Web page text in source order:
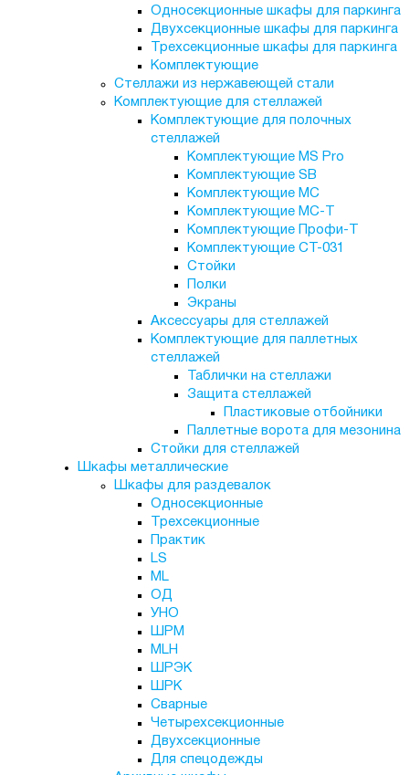
Односекционные шкафы для паркинга
Двухсекционные шкафы для паркинга
Трехсекционные шкафы для паркинга
Комплектующие
Стеллажи из нержавеющей стали
Комплектующие для стеллажей
Комплектующие для полочных
стеллажей
Комплектующие MS Pro
Комплектующие SB
Комплектующие МС
Комплектующие МС-Т
Комплектующие Профи-Т
Комплектующие СТ-031
Стойки
Полки
Экраны
Аксессуары для стеллажей
Комплектующие для паллетных
стеллажей
Таблички на стеллажи
Защита стеллажей
Пластиковые отбойники
Паллетные ворота для мезонина
Стойки для стеллажей
Шкафы металлические
Шкафы для раздевалок
Односекционные
Трехсекционные
Практик
LS
ML
ОД
УНО
ШРМ
MLH
ШРЭК
ШРК
Сварные
Четырехсекционные
Двухсекционные
Для спецодежды